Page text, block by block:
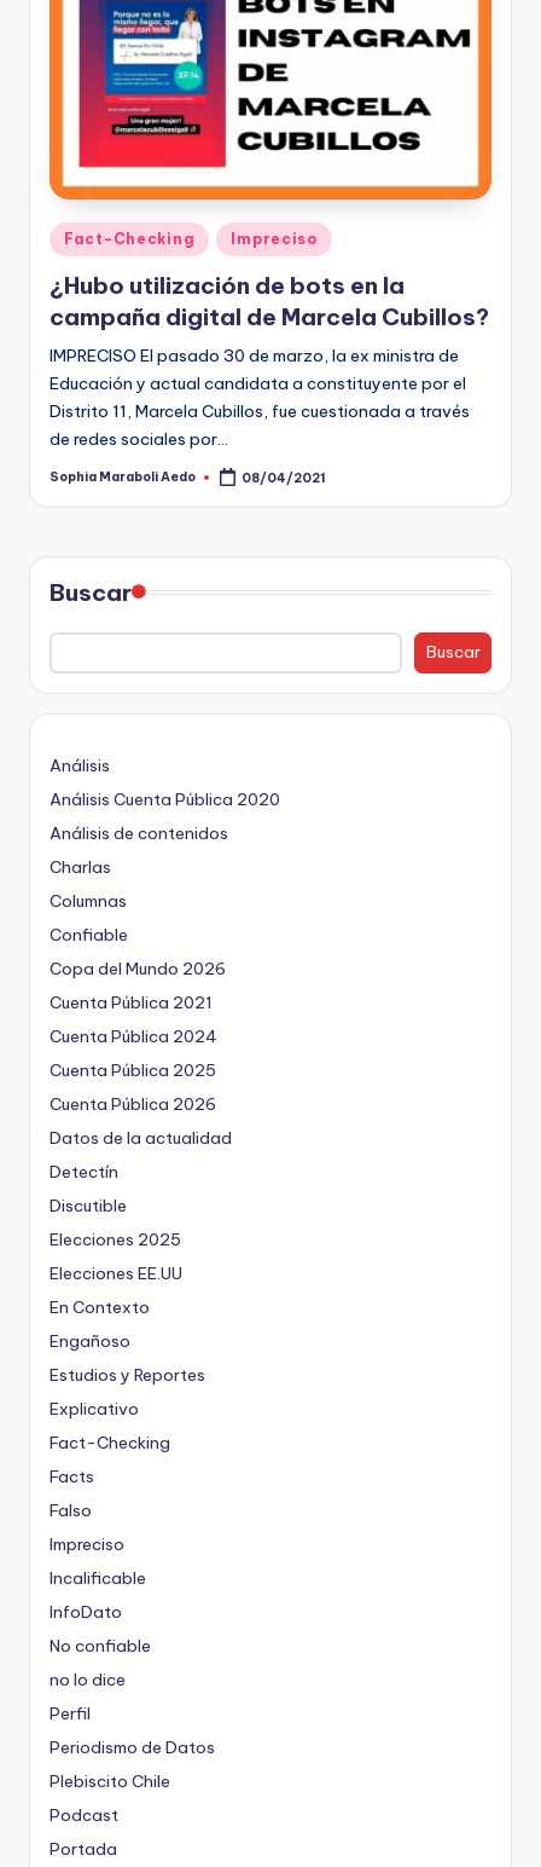
F
a
c
t
-
C
h
e
c
ki
n
g
Publicado
en
Fact-Checking Impreciso
¿Hubo utilización de bots en la
campaña digital de Marcela Cubillos?
IMPRECISO El pasado 30 de marzo, la ex ministra de
Educación y actual candidata a constituyente por el
Distrito 11, Marcela Cubillos, fue cuestionada a través
de redes sociales por…
Publicado
Sophia Maraboli Aedo 08/04/2021
Buscar
Buscar
Análisis
Análisis Cuenta Pública 2020
Análisis de contenidos
Charlas
Columnas
Confiable
Copa del Mundo 2026
Cuenta Pública 2021
Cuenta Pública 2024
Cuenta Pública 2025
Cuenta Pública 2026
Datos de la actualidad
Detectín
Discutible
Elecciones 2025
Elecciones EE.UU
En Contexto
Engañoso
Estudios y Reportes
Explicativo
Fact-Checking
Facts
Falso
Impreciso
Incalificable
InfoDato
No confiable
no lo dice
Perfil
Periodismo de Datos
Plebiscito Chile
Podcast
Portada